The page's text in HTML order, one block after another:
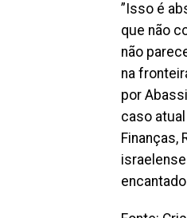
”Isso é
que não
não
na
por
caso
Finanças,